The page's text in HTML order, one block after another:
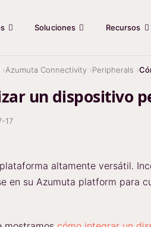
Soluciones Recursos
Azumuta Connectivity Peripherals
un dispositivo
17
altamente versátil.
en su Azumuta platform para